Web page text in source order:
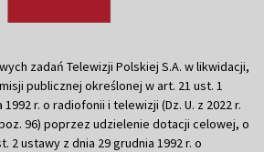
zadań Telewizji Polskiej S.A. w likwidacji,
publicznej określonej w art. 21 ust. 1
r. o radiofonii i telewizji (Dz. U. z 2022 r.
96) poprzez udzielenie dotacji celowej, o
2 ustawy z dnia 29 grudnia 1992 r. o